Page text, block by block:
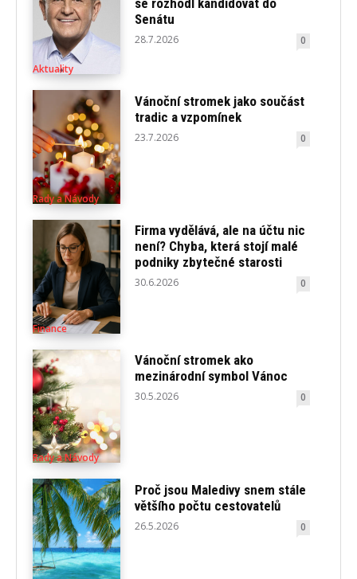
Aktuality
Senátu
28.7.2026 0
Rady a Návody
Vánoční stromek jako součást
tradic a vzpomínek
23.7.2026 0
Finance
Firma vydělává, ale na účtu nic
není? Chyba, která stojí malé
podniky zbytečné starosti
30.6.2026 0
Rady a Návody
Vánoční stromek ako
mezinárodní symbol Vánoc
30.5.2026 0
Proč jsou Maledivy snem stále
většího počtu cestovatelů
26.5.2026 0